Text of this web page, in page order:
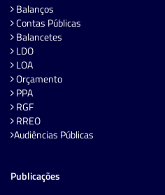
Balanços
Contas Públicas
Balancetes
LDO
LOA
Orçamento
PPA
RGF
RREO
Audiências Públicas
Publicações